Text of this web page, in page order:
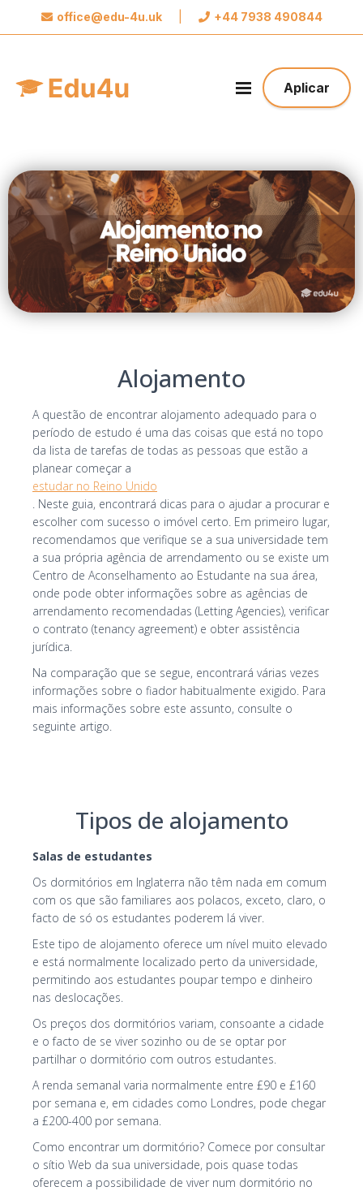
x
Prometemos não enviar spam para você.
Compartilhe suas informações de contato para
que possamos entrar em contato com você
Dê o primeiro passo em direção ao seu futuro
data by Edu4u Ltd for information and
marketing purposes
By submitting this form, you confirm that you are
over 16 years of age and acknowledge our
processing of your personal data for contact
purposes as detailed in our Privacy Policy
Expert Advice. Successful Outcomes.
office@edu-4u.uk +44 7938 490844
Aplicar
Alojamento
A questão de encontrar alojamento adequado para o
período de estudo é uma das coisas que está no topo
da lista de tarefas de todas as pessoas que estão a
planear começar a
estudar no Reino Unido
. Neste guia, encontrará dicas para o ajudar a procurar e
escolher com sucesso o imóvel certo. Em primeiro lugar,
recomendamos que verifique se a sua universidade tem
a sua própria agência de arrendamento ou se existe um
Centro de Aconselhamento ao Estudante na sua área,
onde pode obter informações sobre as agências de
arrendamento recomendadas (Letting Agencies), verificar
o contrato (tenancy agreement) e obter assistência
jurídica.
Na comparação que se segue, encontrará várias vezes
informações sobre o fiador habitualmente exigido. Para
mais informações sobre este assunto, consulte o
seguinte artigo.
Tipos de alojamento
Salas de estudantes
Os dormitórios em Inglaterra não têm nada em comum
com os que são familiares aos polacos, exceto, claro, o
facto de só os estudantes poderem lá viver.
Este tipo de alojamento oferece um nível muito elevado
e está normalmente localizado perto da universidade,
permitindo aos estudantes poupar tempo e dinheiro
nas deslocações.
Os preços dos dormitórios variam, consoante a cidade
e o facto de se viver sozinho ou de se optar por
partilhar o dormitório com outros estudantes.
A renda semanal varia normalmente entre £90 e £160
por semana e, em cidades como Londres, pode chegar
a £200-400 por semana.
Como encontrar um dormitório? Comece por consultar
o sítio Web da sua universidade, pois quase todas
oferecem a possibilidade de viver num dormitório no